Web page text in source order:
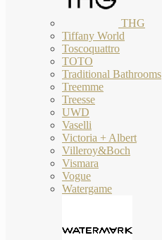
THG
Tiffany World
Toscoquattro
TOTO
Traditional Bathrooms
Treemme
Treesse
UWD
Vaselli
Victoria + Albert
Villeroy&Boch
Vismara
Vogue
Watergame